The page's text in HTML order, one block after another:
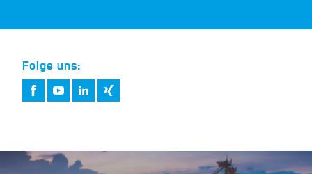
Folge uns: